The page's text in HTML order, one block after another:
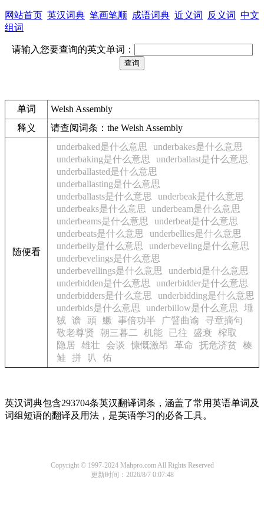
网站首页 英汉词典 笔画笔顺 成语词典 近义词 反义词 中文
组词
请输入您要查询的英文单词：
单词
Welsh Assembly
释义
请查阅词条：the Welsh Assembly
随便看
underbaked是什么意思
underbakes是什么意思
underbaking是什么意思
underballast是什么意思
underballasted是什么意思
underballasting是什么意思
underballasts是什么意思
underbeak是什么意思
underbeaks是什么意思
underbeam是什么意思
underbeams是什么意思
underbeat是什么意思
underbeats是什么意思
underbellies是什么意思
underbelly是什么意思
underbeveling是什么意思
underbevelings是什么意思
underbevellings是什么意思
underbid是什么意思
underbidden是什么意思
underbidder是什么意思
underbidders是什么意思
underbidding是什么意思
underbids是什么意思
underbillow是什么意思
埵
狨
谵 頭 鱖 事倍功半 广譬曲谕
寻章摘句
敬老尊贤
朝三暮二 机能 已往 盛衰
榨取
隐居
雄壮 会谈 慷慨激昂 革命 抚危济贫
榛
鲑
拼 叭 佑
英汉词典包含293704条英汉翻译词条，涵盖了常用英语单词及
词组短语的翻译及用法，是英语学习的必备工具。
Copyright © 1997-2024 Mahpro.com All Rights Reserved
更新时间：2026/8/7 0:07:48